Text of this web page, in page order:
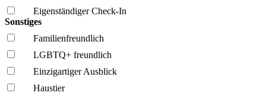
Eigenständiger Check-In
Sonstiges
Familien­freundlich
LGBTQ+ freundlich
Einzigartiger Ausblick
Haustier